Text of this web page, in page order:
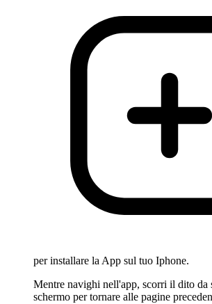
per installare la App sul tuo Iphone.
Mentre navighi nell'app, scorri il dito da
schermo per tornare alle pagine